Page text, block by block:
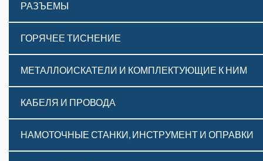
РАЗЪЕМЫ
ГОРЯЧЕЕ ТИСНЕНИЕ
МЕТАЛЛОИСКАТЕЛИ И КОМПЛЕКТУЮЩИЕ К НИМ
КАБЕЛЯ И ПРОВОДА
НАМОТОЧНЫЕ СТАНКИ, ИНСТРУМЕНТ И ОПРАВКИ